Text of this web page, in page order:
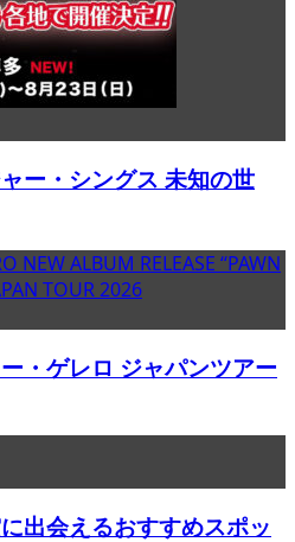
ー・シングス 未知の世
・ゲレロ ジャパンツアー
出会えるおすすめスポッ